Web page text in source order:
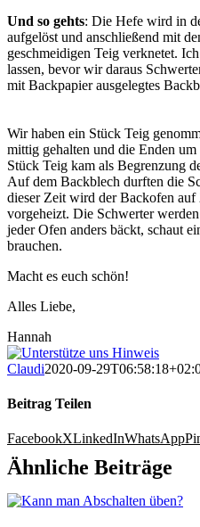
Und so gehts: Die Hefe wird in
aufgelöst und anschließend mit
geschmeidigen Teig verknetet.
lassen, bevor wir daraus
mit Backpapier ausgelegtes
Wir haben ein Stück Teig
mittig gehalten und die Enden
Stück Teig kam als Begrenzung
Auf dem Backblech durften die
dieser Zeit wird der Backofen
vorgeheizt. Die Schwerter
jeder Ofen anders bäckt, schaut
brauchen.
Macht es euch schön!
Alles Liebe,
Hannah
Claudi2020-09-
Beitrag Teilen
FacebookXLinkedInWhatsApp
Ähnliche Beiträge